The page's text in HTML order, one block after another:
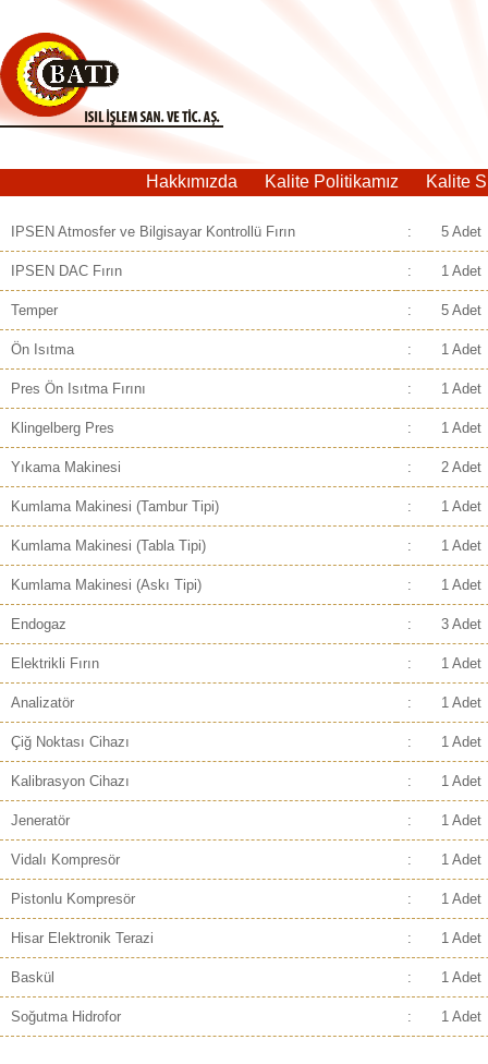
Hakkımızda Kalite Politikamız Kalite
IPSEN Atmosfer ve Bilgisayar Kontrollü Fırın : 5 Adet
IPSEN DAC Fırın : 1 Adet
Temper : 5 Adet
Ön Isıtma : 1 Adet
Pres Ön Isıtma Fırını : 1 Adet
Klingelberg Pres : 1 Adet
Yıkama Makinesi : 2 Adet
Kumlama Makinesi (Tambur Tipi) : 1 Adet
Kumlama Makinesi (Tabla Tipi) : 1 Adet
Kumlama Makinesi (Askı Tipi) : 1 Adet
Endogaz : 3 Adet
Elektrikli Fırın : 1 Adet
Analizatör : 1 Adet
Çiğ Noktası Cihazı : 1 Adet
Kalibrasyon Cihazı : 1 Adet
Jeneratör : 1 Adet
Vidalı Kompresör : 1 Adet
Pistonlu Kompresör : 1 Adet
Hisar Elektronik Terazi : 1 Adet
Baskül : 1 Adet
Soğutma Hidrofor : 1 Adet